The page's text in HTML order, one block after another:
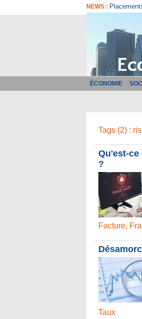
NEWS :
ÉCONOMIE
Tags (2) :
Qu'est-
?
Facture,
Taux